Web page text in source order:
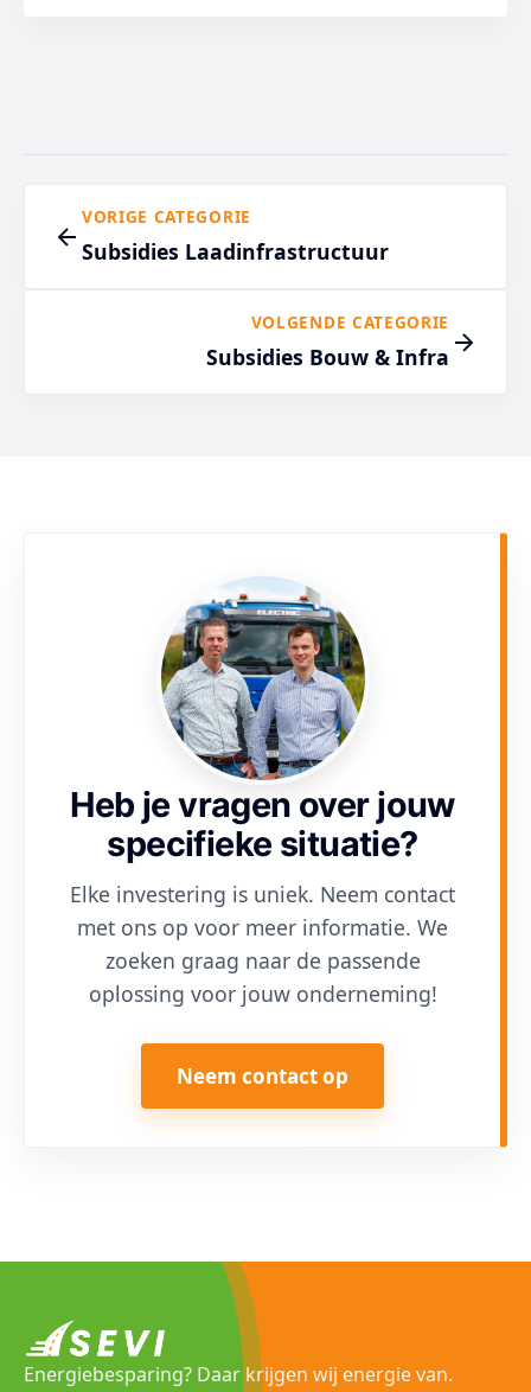
VORIGE CATEGORIE
Subsidies Laadinfrastructuur
VOLGENDE CATEGORIE
Subsidies Bouw & Infra
Heb je vragen over jouw
specifieke situatie?
Elke investering is uniek. Neem contact
met ons op voor meer informatie. We
zoeken graag naar de passende
oplossing voor jouw onderneming!
Neem contact op
Energiebesparing? Daar krijgen wij energie van.